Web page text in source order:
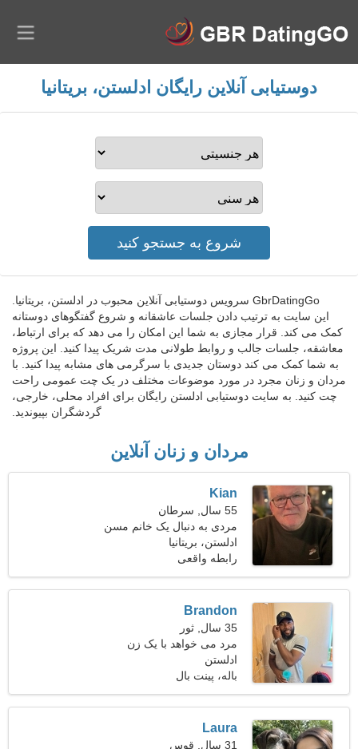
دوستیابی آنلاین رایگان ادلستن، بریتانیا
GbrDatingGo سرویس دوستیابی آنلاین محبوب در ادلستن، بریتانیا.
این سایت به ترتیب دادن جلسات عاشقانه و شروع گفتگوهای دوستانه
کمک می کند. قرار مجازی به شما این امکان را می دهد که برای ارتباط،
معاشقه، جلسات جالب و روابط طولانی مدت شریک پیدا کنید. این پروژه
به شما کمک می کند دوستان جدیدی با سرگرمی های مشابه پیدا کنید. با
مردان و زنان مجرد در مورد موضوعات مختلف در یک چت عمومی راحت
چت کنید. به سایت دوستیابی ادلستن رایگان برای افراد محلی، خارجی،
گردشگران بپیوندید.
مردان و زنان آنلاین
Kian
55 سال, سرطان
مردی به دنبال یک خانم مسن
ادلستن، بریتانیا
رابطه واقعی
Brandon
35 سال, ثور
مرد می خواهد با یک زن
ملاقات کند 28-31
ادلستن
باله، پینت بال
Laura
31 سال, قوس